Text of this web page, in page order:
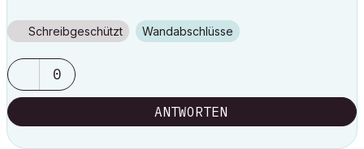
Schreibgeschützt Wandabschlüsse
0
ANTWORTEN